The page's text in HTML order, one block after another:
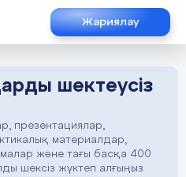
Жариялау
шектеусіз
презентациялар,
материалдар,
және тағы басқа 400
шексіз жүктеп алғыңыз